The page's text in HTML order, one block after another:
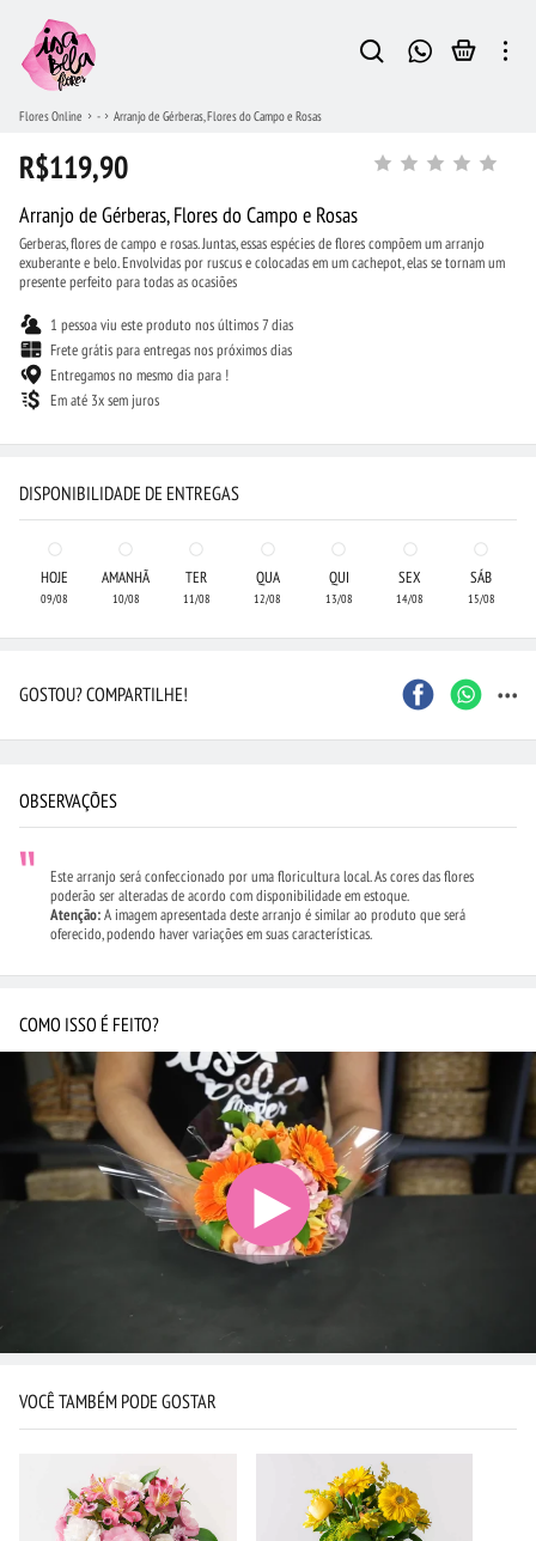
Flores Online - Arranjo de Gérberas, Flores do Campo e Rosas
R$119,90
Arranjo de Gérberas, Flores do Campo e Rosas
Gerberas, flores de campo e rosas. Juntas, essas espécies de flores compõem um arranjo
exuberante e belo. Envolvidas por ruscus e colocadas em um cachepot, elas se tornam um
presente perfeito para todas as ocasiões
1 pessoa viu este produto nos últimos 7 dias
Frete grátis para entregas nos próximos dias
Entregamos no mesmo dia para !
Em até 3x sem juros
DISPONIBILIDADE DE ENTREGAS
HOJE
09/08
AMANHÃ
10/08
TER
11/08
QUA
12/08
QUI
13/08
SEX
14/08
SÁB
15/08
GOSTOU? COMPARTILHE! ...
OBSERVAÇÕES
Este arranjo será confeccionado por uma floricultura local. As cores das flores
poderão ser alteradas de acordo com disponibilidade em estoque.
Atenção:A imagem apresentada deste arranjo é similar ao produto que será
oferecido, podendo haver variações em suas características.
COMO ISSO É FEITO?
VOCÊ TAMBÉM PODE GOSTAR